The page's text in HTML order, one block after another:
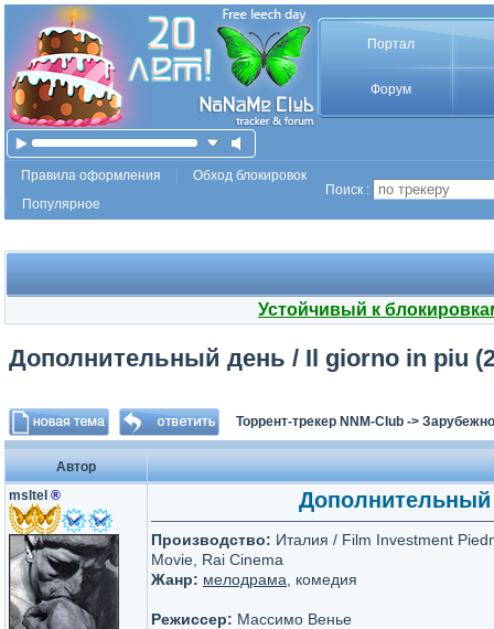
Портал
Форум
Правила оформления
Обход блокировок
Популярное
Поиск :
Устойчивый к
Дополнительный день / Il giorno in piu
Торрент-трекер NNM-Club ->
Автор
msltel ® Дополнительный
Производство: Италия / Film Investment
Movie, Rai Cinema
Жанр: мелодрама , комедия
Режиссер: Массимо Венье